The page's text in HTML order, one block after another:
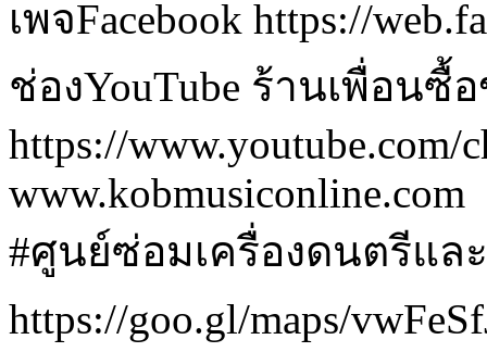
เพจFacebook https://
ช่องYouTube ร้านเพื่อนซื้
https://
www.kobmusiconline.com
#ศูนย์ซ่อมเครื่องดนตรีแล
https://goo.gl/maps/